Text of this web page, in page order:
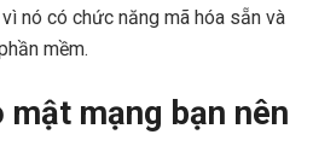
vì nó có chức năng mã hóa sẵn và
mềm.
mạng bạn nên